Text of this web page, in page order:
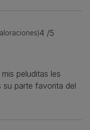
4 /5
peluditas les
su parte favorita del